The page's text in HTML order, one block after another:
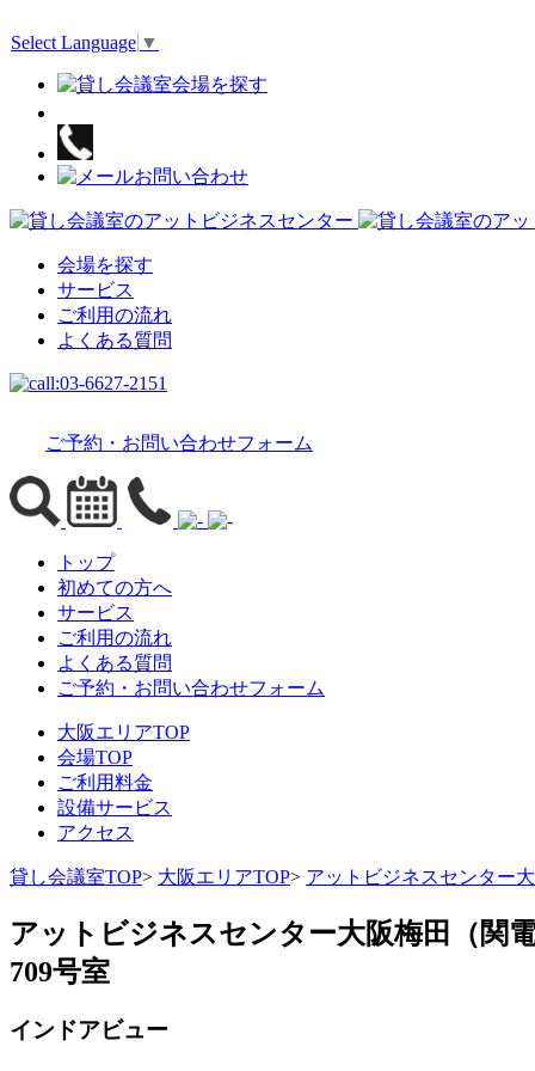
Select Language ▼
会場を探す
サービス
ご利用の流れ
よくある質問
ご予約・お問い合わせフォーム
トップ
初めての方へ
サービス
ご利用の流れ
よくある質問
ご予約・お問い合わせフォーム
大阪エリアTOP
会場TOP
ご利用料金
設備サービス
アクセス
貸し会議室TOP> 大阪エリアTOP> アットビジネスセンター
アットビジネスセンター大阪梅田（関
709号室
インドアビュー